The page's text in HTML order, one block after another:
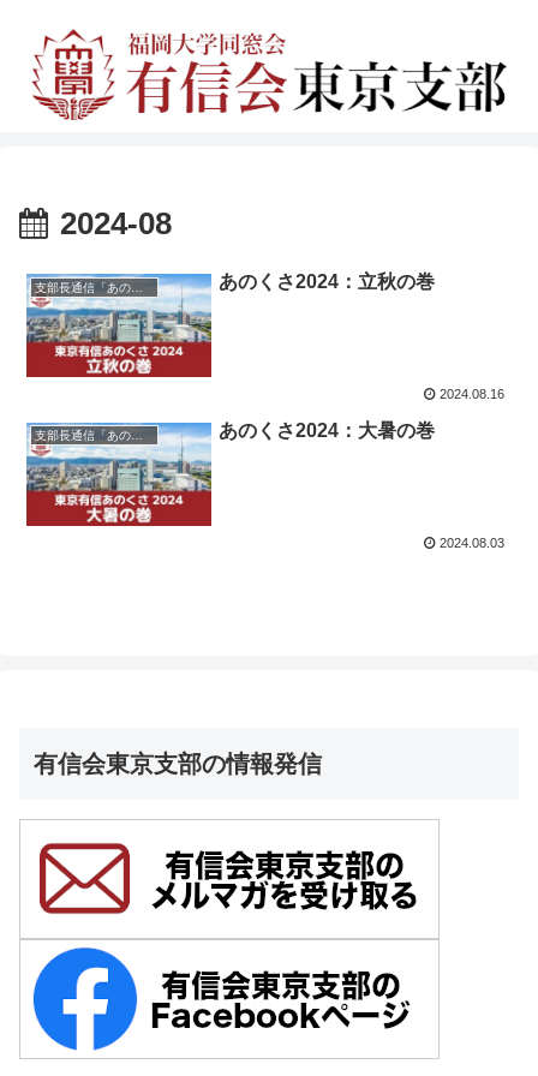
2024-08
支部長通信「あのくさ」 あのくさ2024：立秋の巻
2024.08.16
支部長通信「あのくさ」 あのくさ2024：大暑の巻
2024.08.03
有信会東京支部の情報発信